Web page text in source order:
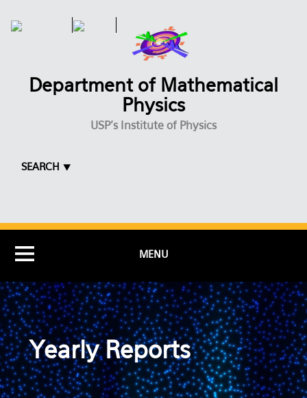
Department of Mathematical
Physics
USP's Institute of Physics
SEARCH ⯆
MENU
Yearly Reports